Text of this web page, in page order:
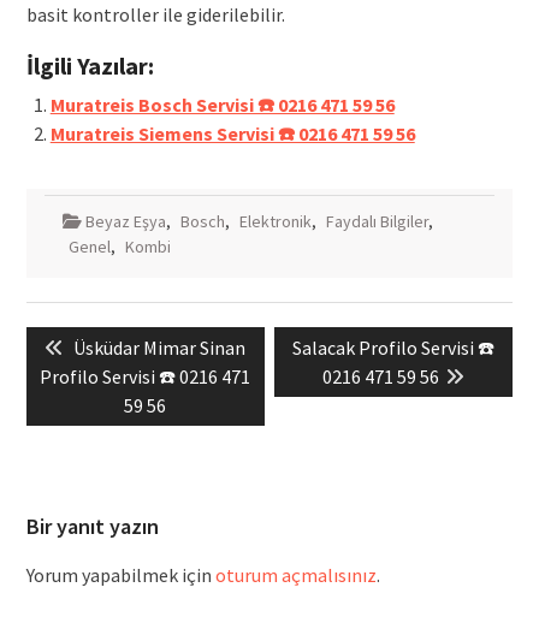
basit kontroller ile giderilebilir.
İlgili Yazılar:
Muratreis Bosch Servisi ☎️ 0216 471 59 56
Muratreis Siemens Servisi ☎️ 0216 471 59 56
Beyaz Eşya, Bosch, Elektronik, Faydalı Bilgiler,
Genel, Kombi
gezinmesi
Previous
post:
Üsküdar Mimar Sinan
Profilo Servisi ☎️ 0216 471
59 56
Next
post:
Salacak Profilo Servisi ☎️
0216 471 59 56
Bir yanıt yazın
Yorum yapabilmek için oturum açmalısınız.